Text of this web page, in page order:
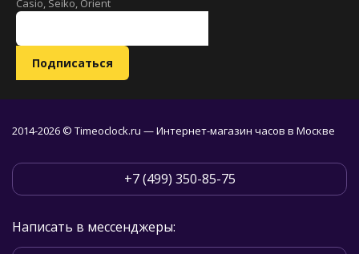
Casio, Seiko, Orient
2014-2026 © Timeoclock.ru — Интернет-магазин часов в Москве
+7 (499) 350-85-75
Написать в мессенджеры: